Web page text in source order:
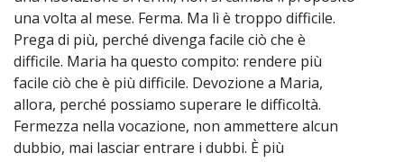
una volta al mese. Ferma. Ma lì è troppo difficile.
Prega di più, perché divenga facile ciò che è
difficile. Maria ha questo compito: rendere più
facile ciò che è più difficile. Devozione a Maria,
allora, perché possiamo superare le difficoltà.
Fermezza nella vocazione, non ammettere alcun
dubbio, mai lasciar entrare i dubbi. È più